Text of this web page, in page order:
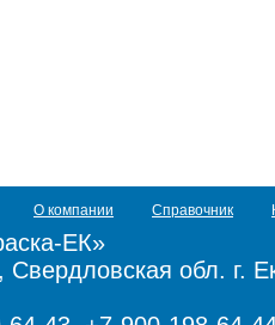
О компании Справочник
ЕК»
Свердловская обл. г.